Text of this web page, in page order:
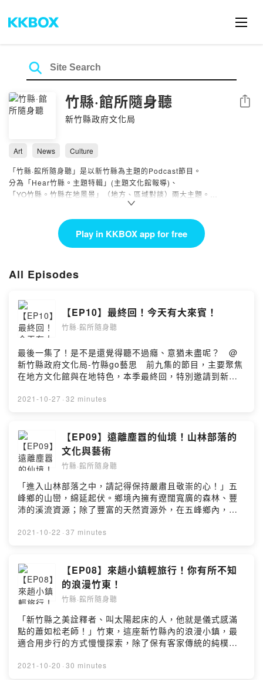
竹縣·館所隨身聽
新竹縣政府文化局
Share
Art News
Culture
「竹縣·館所隨身聽」是以新竹縣為主題的Podcast節目。
分為「Hear竹縣。主題特輯」(主題文化館報導)、
「YO竹縣。竹縣在地風景」（地方、區域對談）兩大主題。
由「客家妹」陳明珠擔任節目主持人，
以輕鬆有趣且富在地特色的調性，邀請竹縣地方文化館的團隊，
在空中家常對談，引領大家深入認識新竹縣的在地風景，
Powered by Firstory Hosting
Play in KKBOX app for free
All Episodes
【EP10】最終回！今天有大來賓！
竹縣·館所隨身聽
最後一集了！是不是還覺得聽不過癮、意猶未盡呢？ @
新竹縣政府文化局-竹縣go藝思 前九集的節目，主要聚焦
在地方文化館與在地特色，本季最終回，特別邀請到新竹
見的新竹縣。 今年因為疫情，新竹縣地方文化館所開
自新竹縣政府文化局的超前部署，透過局長娓娓道來，讓
大家理解地方文化推動背後的目標和任務；而未來，新竹
縣文化局除了持續推動地方文化，更值得期待的是，這塊
擁有豐富族群文化與多元歷史樣貌的山海城，能夠凝聚更
多能量，共同發展出屬於新竹縣獨有的特色～ 今天的
節目，一起來聽聽小安局長對於新竹縣文化發展未來的想
像吧！ 【本集必聽重點】▸▸ 一切的起點都在這裡，新竹
縣文化局推動雲端漫遊的心路歷程！▸▸ 從文化角度出發，
未來希望打造出怎麼樣的新竹縣？▸▸ 村落x科技x人文，竹
https://reurl.cc/823mgb🎧 Google Podcasts｜
https://reurl.cc/ZjGx6g🎧 KKBOX｜
https://reurl.cc/95r8Kv🎧 Spotify｜
https://reurl.cc/Q69Qvb.#博遊竹縣雲端漫遊 #竹縣館所
遊竹縣雲端漫遊#新竹縣地方文化館 #新竹縣政府文化局 #
小安局長聲音好溫柔呀Powered by Firstory Hosting
2021-10-27 · 32 minutes
【EP09】遠離塵囂的仙境！山林部落的
文化與藝術
竹縣·館所隨身聽
「進入山林部落之中，請記得保持嚴肅且敬崇的心！」五
峰鄉的山巒，綿延起伏。鄉境內擁有遼闊寬廣的森林、豐
沛的溪流資源；除了豐富的天然資源外，在五峰鄉內，也
靈祭場，別具風格，環繞於山林裡，目前既保留了祭場使
先生幽禁清泉時期的歲月種種，也訴說著民國初年那段廣
為人知卻不得被提起的歷史。今天邀請到五峰鄉賽夏族矮
人祭場文物館的朱慧美館長，以及張學良故居的林秀菊館
長，兩位不僅是地方工作者，更是以在地族人的身份，來
和我們分享五峰鄉豐富神秘的精彩故事。本集節目，讓我
們帶著崇敬的心靈，一起踏進山林部落之中尋覓珍寶吧！
【本集必聽重點！】▸▸ 全台原住民部落的第一個文物館！
族人有遠見就是不一樣▸▸ 賽夏族族重要祭典—矮靈祭 介紹
▸▸ 你所不知道的張學良，從出生開始就註定戎馬一生？！
2021-10-22 · 37 minutes
【EP08】來趟小鎮輕旅行！你有所不知
的浪漫竹東！
竹縣·館所隨身聽
「新竹縣之美詮釋者、叫太陽起床的人，他就是儀式感滿
點的蕭如松老師！」竹東，這座新竹縣內的浪漫小鎮，最
適合用步行的方式慢慢探索，除了保有客家傳統的純樸與
園區，早年原為台灣藝術家蕭如松故居與竹東鎮公所職
2021-10-20 · 30 minutes